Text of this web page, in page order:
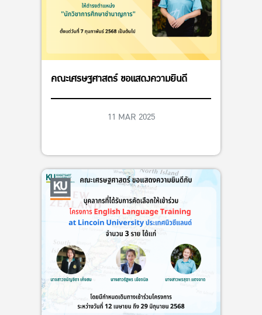
คณะเศรษฐศาสตร์ ขอแสดงความยินดี
11 MAR 2025